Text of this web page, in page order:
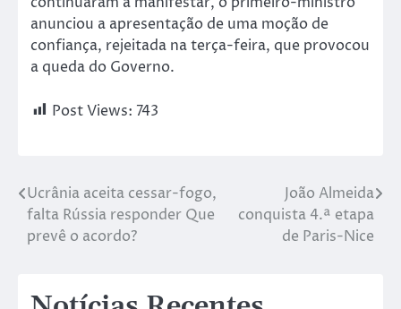
anunciou a apresentação de uma moção de
confiança, rejeitada na terça-feira, que provocou
a queda do Governo.
Post Views: 743
Ucrânia aceita cessar-fogo,
falta Rússia responder Que
prevê o acordo?
João Almeida
conquista 4.ª etapa
de Paris-Nice